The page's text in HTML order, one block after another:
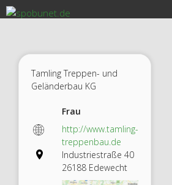
Zum
Inhalt
Tamling Treppen- und
Geländerbau KG
Frau
http://www.tamling-
treppenbau.de
Industriestraße 40
26188 Edewecht